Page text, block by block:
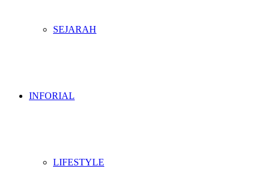
SEJARAH
INFORIAL
LIFESTYLE